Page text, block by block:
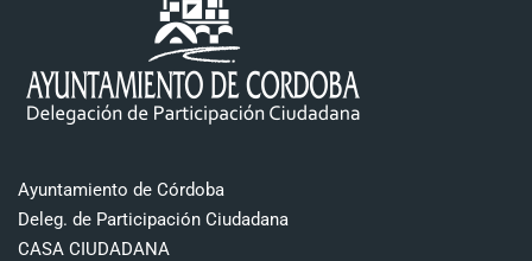
Ayuntamiento de Córdoba
Deleg. de Participación Ciudadana
CASA CIUDADANA